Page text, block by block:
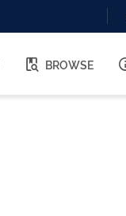
BROWSE